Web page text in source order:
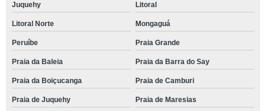
Juquehy Litoral
Litoral Norte Mongaguá
Peruíbe Praia Grande
Praia da Baleia Praia da Barra do Say
Praia da Boiçucanga Praia de Camburi
Praia de Juquehy Praia de Maresias